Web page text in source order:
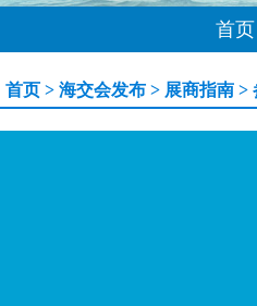
首页
首页 > 海交会发布 > 展商指南 >